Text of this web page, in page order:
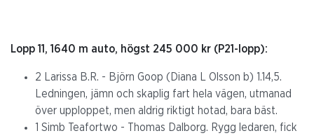
Lopp 11, 1640 m auto, högst 245 000 kr (P21-lopp):
2 Larissa B.R. - Björn Goop (Diana L Olsson b) 1.14,5.
Ledningen, jämn och skaplig fart hela vägen, utmanad
över upploppet, men aldrig riktigt hotad, bara bäst.
1 Simb Teafortwo - Thomas Dalborg. Rygg ledaren, fick